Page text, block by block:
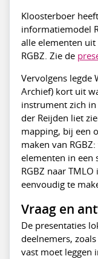
Kloosterboer
informatiemodel
alle elementen
RGBZ. Zie de
Vervolgens legde
Archief) kort uit
instrument zich
der Reijden liet
mapping, bij een
maken van
elementen in een
RGBZ naar
eenvoudig te
Vraag en
De presentaties
deelnemers,
vast moet leggen